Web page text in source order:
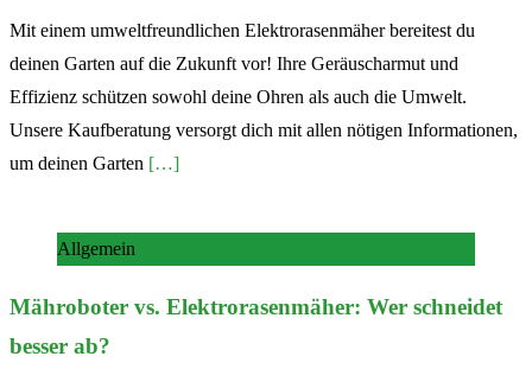
Mit einem umweltfreundlichen Elektrorasenmäher bereitest du
deinen Garten auf die Zukunft vor! Ihre Geräuscharmut und
Effizienz schützen sowohl deine Ohren als auch die Umwelt.
Unsere Kaufberatung versorgt dich mit allen nötigen Informationen,
um deinen Garten […]
Allgemein
Mähroboter vs. Elektrorasenmäher: Wer schneidet
besser ab?